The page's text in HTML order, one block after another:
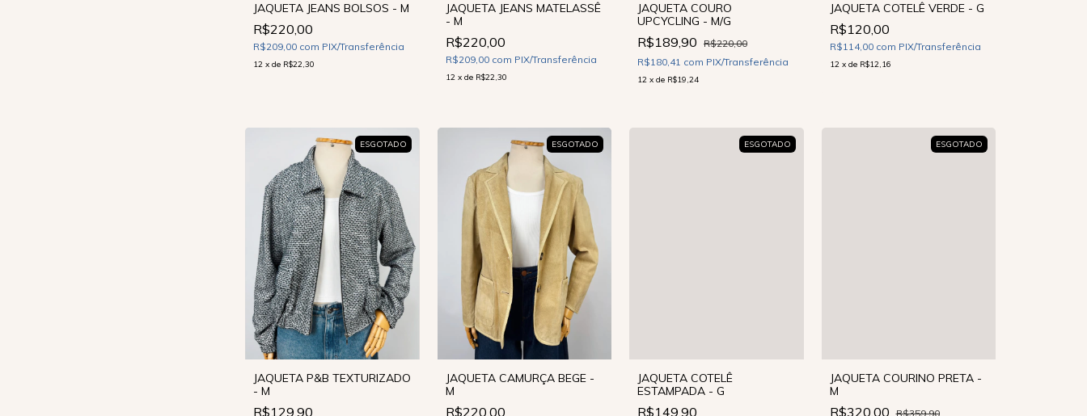
JAQUETA JEANS BOLSOS - M
R$220,00
R$209,00 com PIX/Transferência
12 x de R$22,30
JAQUETA JEANS MATELASSÊ
- M
R$220,00
R$209,00 com PIX/Transferência
12 x de R$22,30
JAQUETA COURO
UPCYCLING - M/G
R$189,90 R$220,00
R$180,41 com PIX/Transferência
12 x de R$19,24
JAQUETA COTELÊ VERDE - G
R$120,00
R$114,00 com PIX/Transferência
12 x de R$12,16
ESGOTADO
JAQUETA P&B TEXTURIZADO
- M
R$129,90
ESGOTADO
JAQUETA CAMURÇA BEGE -
M
R$220,00
ESGOTADO
JAQUETA COTELÊ
ESTAMPADA - G
R$149,90
ESGOTADO
JAQUETA COURINO PRETA -
M
R$320,00 R$359,90